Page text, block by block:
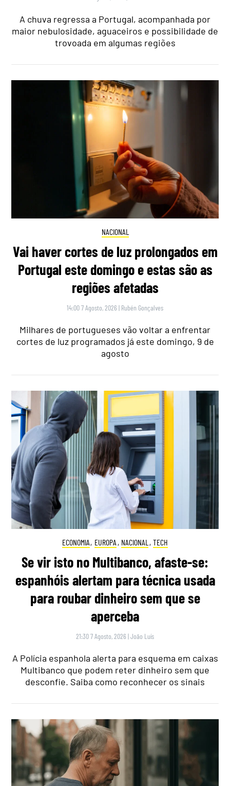
A chuva regressa a Portugal, acompanhada por
maior nebulosidade, aguaceiros e possibilidade de
trovoada em algumas regiões
NACIONAL
Vai haver cortes de luz prolongados em
Portugal este domingo e estas são as
regiões afetadas
14:00 7 Agosto, 2026 | Rubén Gonçalves
Milhares de portugueses vão voltar a enfrentar
cortes de luz programados já este domingo, 9 de
agosto
ECONOMIA, EUROPA , NACIONAL , TECH
Se vir isto no Multibanco, afaste-se:
espanhóis alertam para técnica usada
para roubar dinheiro sem que se
aperceba
21:30 7 Agosto, 2026 |João Luís
A Polícia espanhola alerta para esquema em caixas
Multibanco que podem reter dinheiro sem que
desconfie. Saiba como reconhecer os sinais